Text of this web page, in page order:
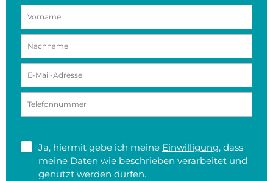
Ja, hiermit gebe ich meine Einwilligung, dass
meine Daten wie beschrieben verarbeitet und
genutzt werden dürfen.